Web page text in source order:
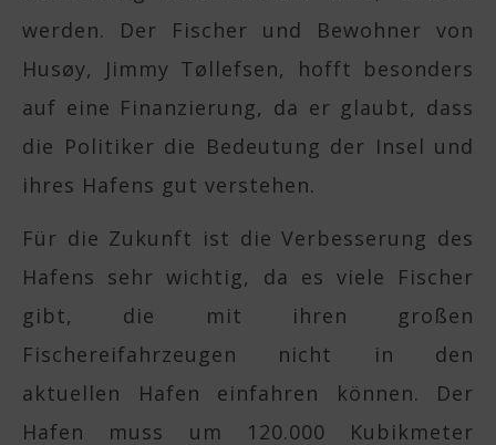
werden. Der Fischer und Bewohner von
Husøy, Jimmy Tøllefsen, hofft besonders
auf eine Finanzierung, da er glaubt, dass
die Politiker die Bedeutung der Insel und
ihres Hafens gut verstehen.
Für die Zukunft ist die Verbesserung des
Hafens sehr wichtig, da es viele Fischer
gibt, die mit ihren großen
Fischereifahrzeugen nicht in den
aktuellen Hafen einfahren können. Der
Hafen muss um 120.000 Kubikmeter